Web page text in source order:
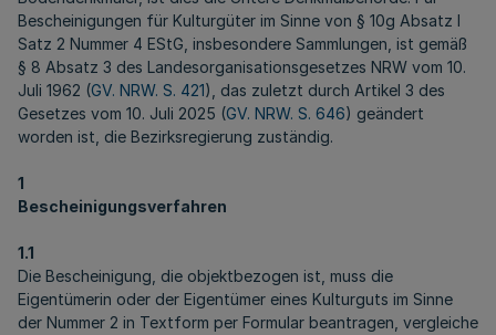
Bescheinigungen für Kulturgüter im Sinne von § 10g Absatz l
Satz 2 Nummer 4 EStG, insbesondere Sammlungen, ist gemäß
§ 8 Absatz 3 des Landesorganisationsgesetzes NRW vom 10.
Juli 1962 (GV. NRW. S. 421), das zuletzt durch Artikel 3 des
Gesetzes vom 10. Juli 2025 (GV. NRW. S. 646) geändert
worden ist, die Bezirksregierung zuständig.
1
Bescheinigungsverfahren
1.1
Die Bescheinigung, die objektbezogen ist, muss die
Eigentümerin oder der Eigentümer eines Kulturguts im Sinne
der Nummer 2 in Textform per Formular beantragen, vergleiche